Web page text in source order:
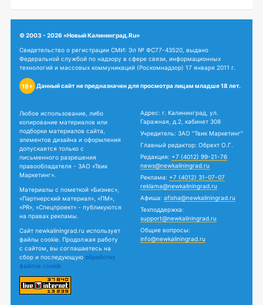
© 2003 - 2026 «Новый Калининград.Ru»
Свидетельство о регистрации СМИ: Эл № ФС77-43520, выдано
Федеральной службой по надзору в сфере связи, информационных
технологий и массовых коммуникаций (Роскомнадзор) 17 января 2011 г.
18+ Данный сайт не предназначен для просмотра лицам младше 18 лет.
Любое использование, либо
копирование материалов или
подборки материалов сайта,
элементов дизайна и оформления
допускается только с
письменного разрешения
правообладателя - ЗАО «Твик
Маркетинг».
Материалы с пометкой «Бизнес»,
«Партнерский материал», «ПМ»,
«PR», «Спецпроект» - публикуются
на правах рекламы.
Сайт newkaliningrad.ru использует
файлы cookie. Продолжая работу
с сайтом, вы соглашаетесь на
сбор и последующую обработку
файлов cookie.
Адрес: г. Калининград, ул.
Гаражная, д.2, кабинет 308
Учредитель: ЗАО "Твик Маркетинг"
Главный редактор: Обрехт О.Г.
Редакция: +7 (4012) 99-21-76
news@newkaliningrad.ru
Реклама: +7 (4012) 31-07-07
reklama@newkaliningrad.ru
Афиша: afisha@newkaliningrad.ru
Техподдержка:
support@newkaliningrad.ru
Общие вопросы:
info@newkaliningrad.ru